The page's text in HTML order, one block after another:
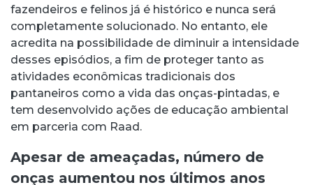
fazendeiros e felinos já é histórico e nunca será
completamente solucionado. No entanto, ele
acredita na possibilidade de diminuir a intensidade
desses episódios, a fim de proteger tanto as
atividades econômicas tradicionais dos
pantaneiros como a vida das onças-pintadas, e
tem desenvolvido ações de educação ambiental
em parceria com Raad.
Apesar de ameaçadas, número de
onças aumentou nos últimos anos